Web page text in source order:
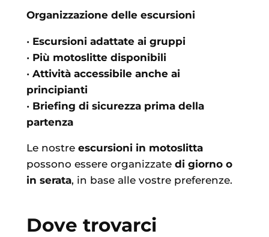
Organizzazione delle escursioni
• Escursioni adattate ai gruppi
• Più motoslitte disponibili
• Attività accessibile anche ai
principianti
• Briefing di sicurezza prima della
partenza
Le nostre escursioni in motoslitta
possono essere organizzate di giorno o
in serata, in base alle vostre preferenze.
Dove trovarci